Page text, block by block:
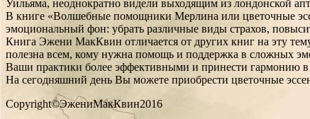
Уильяма, неоднократно видели выходящим из лондонской
В книге «Волшебные помощники Мерлина или цветочные
эмоциональный фон: убрать различные виды страхов,
Книга Эжени МакКвин отличается от других книг на эту
полезна всем, кому нужна помощь и поддержка в сложных
Ваши практики более эффективными и принести гармонию
На сегодняшний день Вы можете приобрести цветочные
Copyright©ЭжениМакКвин2016